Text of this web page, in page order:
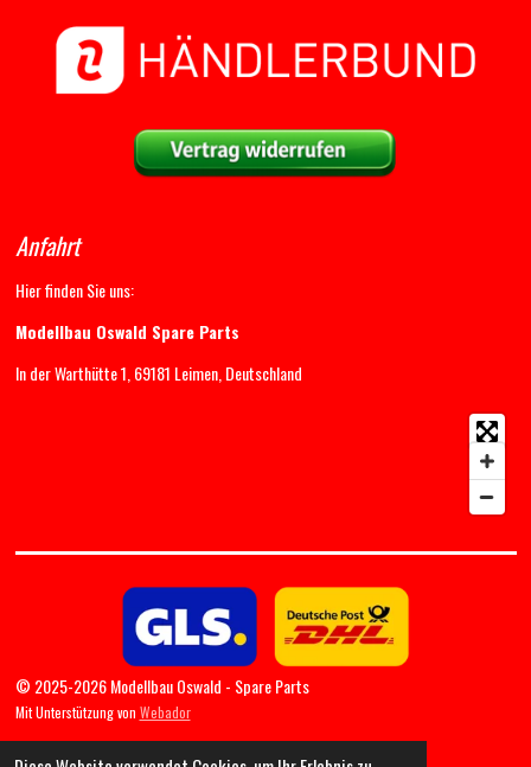
Anfahrt
Hier finden Sie uns:
Modellbau Oswald Spare Parts
In der Warthütte 1, 69181 Leimen, Deutschland
© 2025-2026 Modellbau Oswald - Spare Parts
Mit Unterstützung von Webador